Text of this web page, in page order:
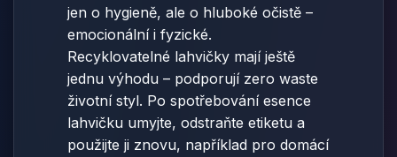
jen o hygieně, ale o hluboké očistě –
emocionální i fyzické.
Recyklovatelné lahvičky mají ještě
jednu výhodu – podporují zero waste
životní styl. Po spotřebování esence
lahvičku umyjte, odstraňte etiketu a
použijte ji znovu, například pro domácí